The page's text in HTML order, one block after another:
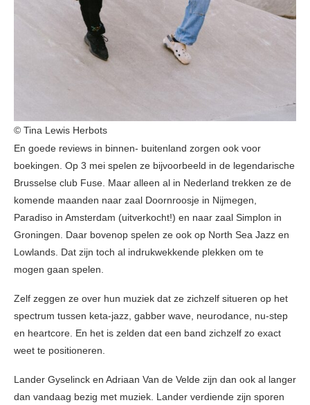
© Tina Lewis Herbots
En goede reviews in binnen- buitenland zorgen ook voor
boekingen. Op 3 mei spelen ze bijvoorbeeld in de legendarische
Brusselse club Fuse. Maar alleen al in Nederland trekken ze de
komende maanden naar zaal Doornroosje in Nijmegen,
Paradiso in Amsterdam (uitverkocht!) en naar zaal Simplon in
Groningen. Daar bovenop spelen ze ook op North Sea Jazz en
Lowlands. Dat zijn toch al indrukwekkende plekken om te
mogen gaan spelen.
Zelf zeggen ze over hun muziek dat ze zichzelf situeren op het
spectrum tussen keta-jazz, gabber wave, neurodance, nu-step
en heartcore. En het is zelden dat een band zichzelf zo exact
weet te positioneren.
Lander Gyselinck en Adriaan Van de Velde zijn dan ook al langer
dan vandaag bezig met muziek. Lander verdiende zijn sporen